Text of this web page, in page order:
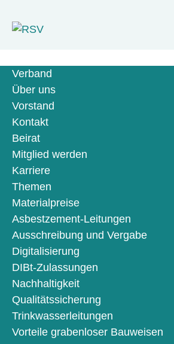
Verband
Über uns
Vorstand
Kontakt
Beirat
Mitglied werden
Karriere
Themen
Materialpreise
Asbestzement-Leitungen
Ausschreibung und Vergabe
Digitalisierung
DIBt-Zulassungen
Nachhaltigkeit
Qualitätssicherung
Trinkwasserleitungen
Vorteile grabenloser Bauweisen